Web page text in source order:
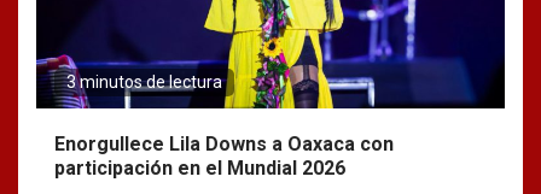
3 minutos de lectura
Enorgullece Lila Downs a Oaxaca con
participación en el Mundial 2026